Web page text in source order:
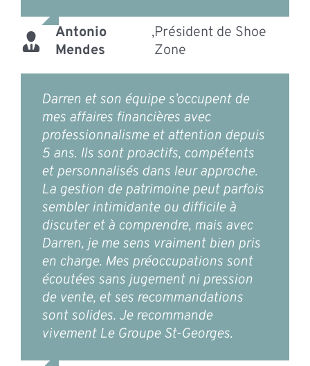
Antonio
Mendes
,Président de Shoe
Zone
Darren et son équipe s’occupent de
mes affaires financières avec
professionnalisme et attention depuis
5 ans. Ils sont proactifs, compétents
et personnalisés dans leur approche.
La gestion de patrimoine peut parfois
sembler intimidante ou difficile à
discuter et à comprendre, mais avec
Darren, je me sens vraiment bien pris
en charge. Mes préoccupations sont
écoutées sans jugement ni pression
de vente, et ses recommandations
sont solides. Je recommande
vivement Le Groupe St-Georges.